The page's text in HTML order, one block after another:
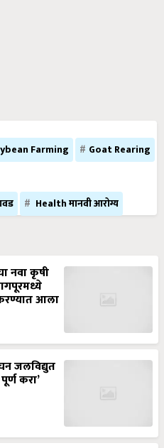
Farming
Goat Rearing
Health मानवी आरोग्य
नवा कृषी
करण्यात आला
जलविद्युत
करा’